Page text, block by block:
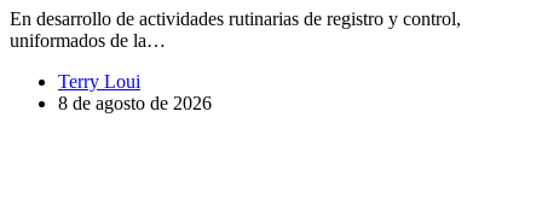
En desarrollo de actividades rutinarias de registro y control,
uniformados de la…
Terry Loui
8 de agosto de 2026